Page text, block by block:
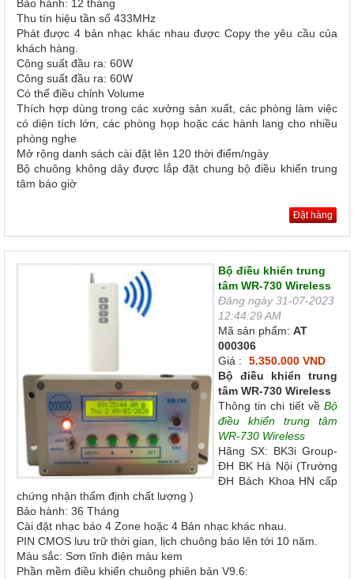
Bảo hành: 12 tháng
Thu tín hiệu tần số 433MHz
Phát được 4 bản nhạc khác nhau được Copy the yêu cầu của
khách hàng.
Công suất đầu ra: 60W
Công suất đầu ra: 60W
Có thể điều chỉnh Volume
Thích hợp dùng trong các xưởng sản xuất, các phòng làm việc
có diện tích lớn, các phòng họp hoặc các hành lang cho nhiều
phòng nghe
Mở rộng danh sách cài đặt lên 120 thời điểm/ngày
Bộ chuông không dây được lắp đặt chung bộ điều khiển trung
tâm báo giờ
Đặt hàng
Bộ điều khiển trung
tâm WR-730 Wireless
Đăng ngày 31-07-2023
12:44:29 AM
Mã sản phẩm: AT
000306
Giá :
5.350.000 VND
Bộ điều khiển trung
tâm WR-730 Wireless
Thông tin chi tiết về Bộ
điều khiển trung tâm
WR-730 Wireless
Hãng SX: BK3i Group-
ĐH BK Hà Nội (Trường
ĐH Bách Khoa HN cấp
chứng nhận thẩm định chất lượng )
Bảo hành: 36 Tháng
Cài đặt nhạc báo 4 Zone hoặc 4 Bản nhạc khác nhau.
PIN CMOS lưu trữ thời gian, lịch chuông báo lên tới 10 năm.
Màu sắc: Sơn tĩnh điện màu kem
Phần mềm điều khiển chuông phiên bản V9.6: